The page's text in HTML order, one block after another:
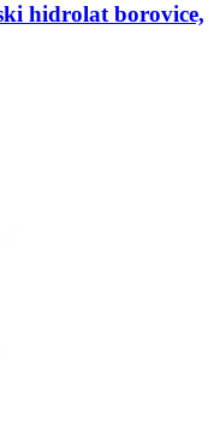
hidrolat borovice,